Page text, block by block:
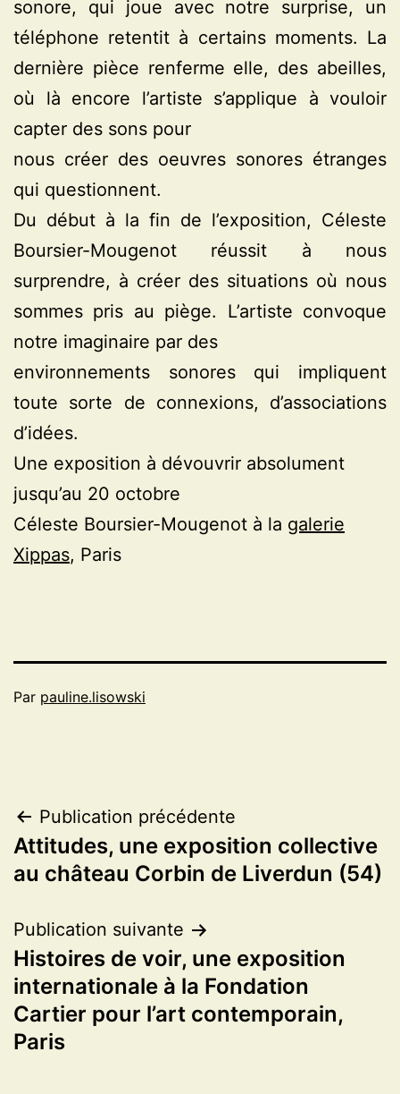
sonore, qui joue avec notre surprise, un
téléphone retentit à certains moments. La
dernière pièce renferme elle, des abeilles,
où là encore l’artiste s’applique à vouloir
capter des sons pour
nous créer des oeuvres sonores étranges
qui questionnent.
Du début à la fin de l’exposition, Céleste
Boursier-Mougenot réussit à nous
surprendre, à créer des situations où nous
sommes pris au piège. L’artiste convoque
notre imaginaire par des
environnements sonores qui impliquent
toute sorte de connexions, d’associations
d’idées.
Une exposition à dévouvrir absolument
jusqu’au 20 octobre
Céleste Boursier-Mougenot à la galerie
Xippas, Paris
Par pauline.lisowski
Navigation
de
Publication précédente
Attitudes, une exposition collective
au château Corbin de Liverdun (54)
Publication suivante
Histoires de voir, une exposition
internationale à la Fondation
Cartier pour l’art contemporain,
Paris